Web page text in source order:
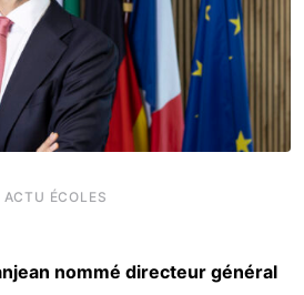
ACTU ÉCOLES
nommé directeur général